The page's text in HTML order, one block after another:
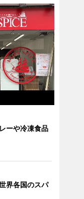
ーや冷凍食品
界各国のスパ